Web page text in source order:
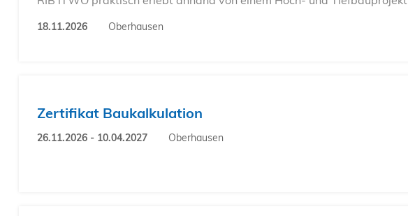
18.11.2026 Oberhausen
Zertifikat Baukalkulation
26.11.2026 - 10.04.2027 Oberhausen